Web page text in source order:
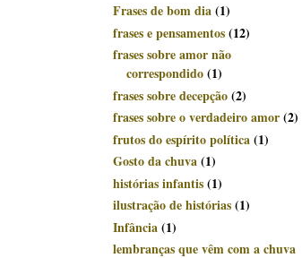
Frases de bom dia(1)
frases e pensamentos(12)
frases sobre amor não
correspondido(1)
frases sobre decepção(2)
frases sobre o verdadeiro amor(2)
frutos do espírito política(1)
Gosto da chuva(1)
histórias infantis(1)
ilustração de histórias(1)
Infância(1)
lembranças que vêm com a chuva